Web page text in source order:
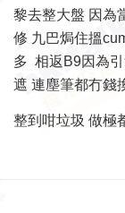
黎去整大盤 因為
修 九巴焗住搵
多 相返B9因為
遮 連塵筆都冇錢
整到咁垃圾 做極